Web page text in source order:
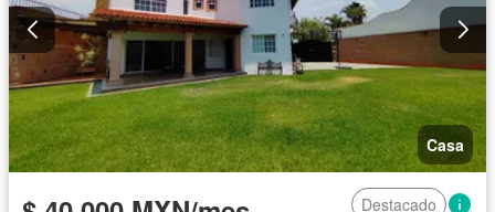
Casa
Destacado